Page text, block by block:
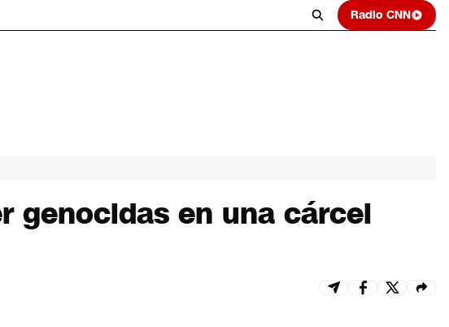
Radio CNN
genocidas en una cárcel